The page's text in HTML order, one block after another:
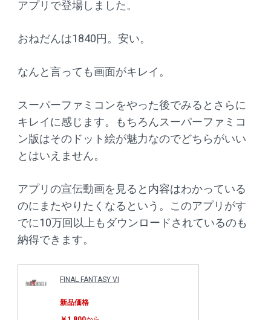
アプリで登場しました。
おねだんは1840円。安い。
なんと言っても画面がキレイ。
スーパーファミコンをやった後でみるとさらに
キレイに感じます。もちろんスーパーファミコ
ン版はそのドット絵が魅力なのでどちらがいい
とはいえません。
アプリの宣伝動画を見ると内容はわかっている
のにまたやりたくなるという。このアプリがす
でに10万回以上もダウンロードされているのも
納得できます。
FINAL FANTASY VI
新品価格